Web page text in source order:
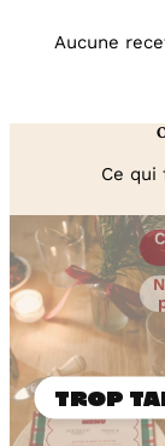
Aucune
Ce qui